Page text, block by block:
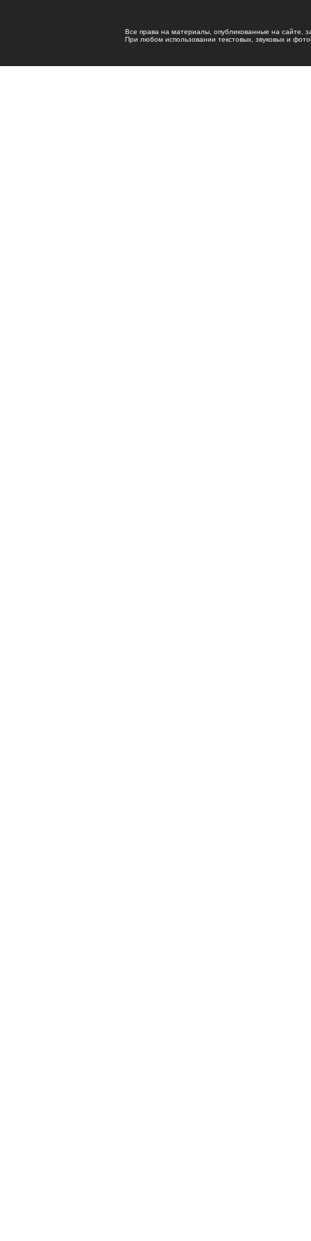
Все права на материалы, опубликованные на сайте,
При любом использовании текстовых, звуковых и